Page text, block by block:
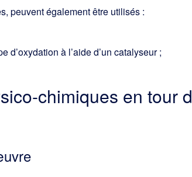
peuvent également être utilisés :
d’oxydation à l’aide d’un catalyseur ;
chimiques en tour